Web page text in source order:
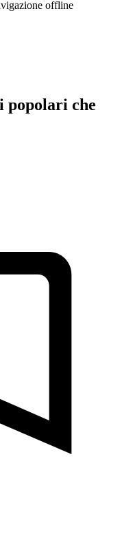
offline
che